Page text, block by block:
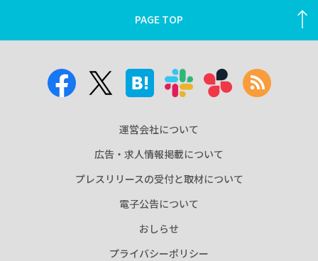
PAGE TOP
運営会社について
広告・求人情報掲載について
プレスリリースの受付と取材について
電子公告について
おしらせ
プライバシーポリシー